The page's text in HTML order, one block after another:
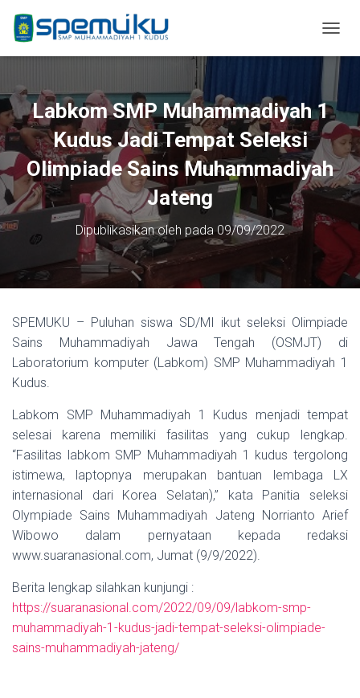
O
L
E
N
A
V
I
S
Labkom SMP Muhammadiyah 1
Kudus Jadi Tempat Seleksi
Olimpiade Sains Muhammadiyah
Jateng
Dipublikasikan oleh pada09/09/2022
SPEMUKU – Puluhan siswa SD/MI ikut seleksi Olimpiade
Sains Muhammadiyah Jawa Tengah (OSMJT) di
Laboratorium komputer (Labkom) SMP Muhammadiyah 1
Kudus.
Labkom SMP Muhammadiyah 1 Kudus menjadi tempat
selesai karena memiliki fasilitas yang cukup lengkap.
“Fasilitas labkom SMP Muhammadiyah 1 kudus tergolong
istimewa, laptopnya merupakan bantuan lembaga LX
internasional dari Korea Selatan),” kata Panitia seleksi
Olympiade Sains Muhammadiyah Jateng Norrianto Arief
Wibowo dalam pernyataan kepada redaksi
www.suaranasional.com, Jumat (9/9/2022).
Berita lengkap silahkan kunjungi :
https://suaranasional.com/2022/09/09/labkom-smp-
muhammadiyah-1-kudus-jadi-tempat-seleksi-olimpiade-
sains-muhammadiyah-jateng/